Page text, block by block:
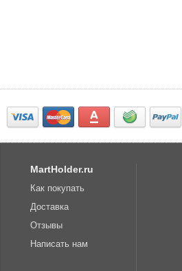
MartHolder.ru
Как покупать
Доставка
Отзывы
Написать нам